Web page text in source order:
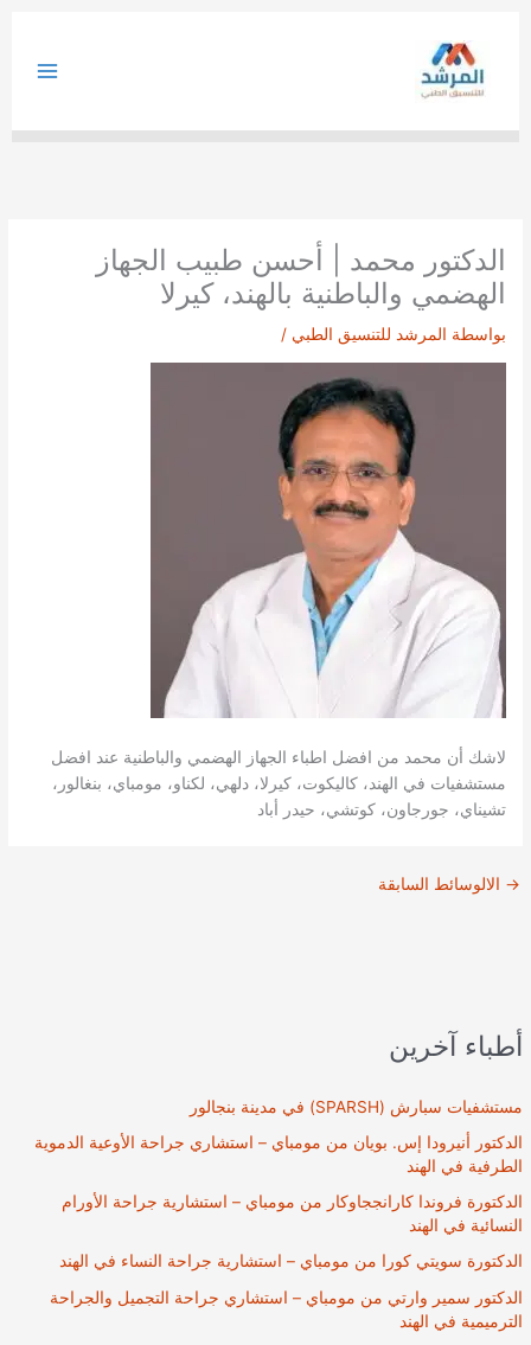
أطباء آخرين
مستشفيات سبارش (SPARSH) في مدينة بنجالور
الدكتور أنيرودا إس. بويان من مومباي – استشاري جراحة الأوعية الدموية
الطرفية في الهند
الدكتورة فروندا كارانججاوكار من مومباي – استشارية جراحة الأورام
النسائية في الهند
الدكتورة سويتي كورا من مومباي – استشارية جراحة النساء في الهند
الدكتور سمير وارتي من مومباي – استشاري جراحة التجميل والجراحة
الترميمية في الهند
الدكتور محمد | أحسن طبيب الجهاز
الهضمي والباطنية بالهند، كيرلا
بواسطة المرشد للتنسيق الطبي/
لاشك أن محمد من افضل اطباء الجهاز الهضمي والباطنية عند افضل
مستشفيات في الهند، كاليكوت، كيرلا، دلهي، لكناو، مومباي، بنغالور،
تشيناي، جورجاون، كوتشي، حيدر أباد
→ الالوسائط السابقة